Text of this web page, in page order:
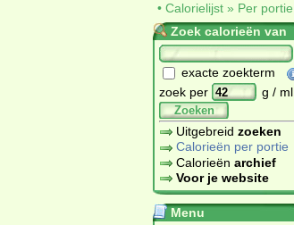
• Calorielijst » Per portie
Zoek calorieën van
exacte zoekterm
zoek per
g / ml
Zoeken
Uitgebreid zoeken
Calorieën per portie
Calorieën archief
Voor je website
Menu